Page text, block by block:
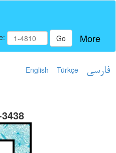
Go More
English Türkçe فارسی